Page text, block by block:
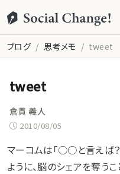
ブログ 思考メモ tweet
tweet
倉貫 義人
2010/08/05
マーコムは「○○と言えば？
ように、脳のシェアを奪う